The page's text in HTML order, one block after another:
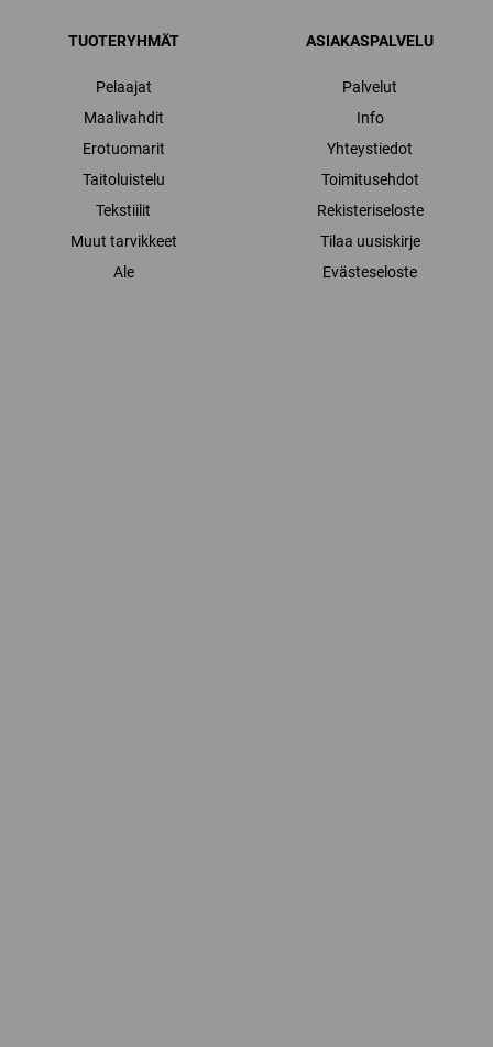
TUOTERYHMÄT
Pelaajat
Maalivahdit
Erotuomarit
Taitoluistelu
Tekstiilit
Muut tarvikkeet
Ale
ASIAKASPALVELU
Palvelut
Info
Yhteystiedot
Toimitusehdot
Rekisteriseloste
Tilaa uusiskirje
Evästeseloste